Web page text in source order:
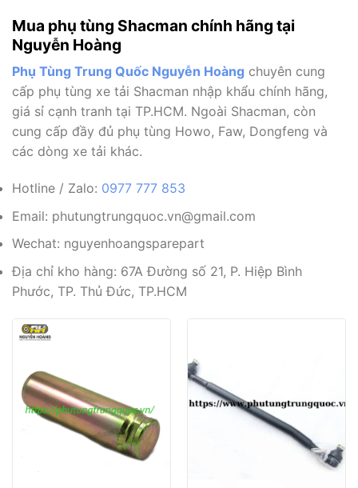
Mua phụ tùng Shacman chính hãng tại
Nguyễn Hoàng
Phụ Tùng Trung Quốc Nguyễn Hoàng chuyên cung
cấp phụ tùng xe tải Shacman nhập khẩu chính hãng,
giá sỉ cạnh tranh tại TP.HCM. Ngoài Shacman, còn
cung cấp đầy đủ phụ tùng Howo, Faw, Dongfeng và
các dòng xe tải khác.
Hotline / Zalo: 0977 777 853
Email: phutungtrungquoc.vn@gmail.com
Wechat: nguyenhoangsparepart
Địa chỉ kho hàng: 67A Đường số 21, P. Hiệp Bình
Phước, TP. Thủ Đức, TP.HCM